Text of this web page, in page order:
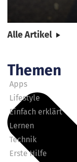
Alle Artikel
Themen
Apps
Lifestyle
Einfach erklärt
Lernen
Technik
Erste Hilfe